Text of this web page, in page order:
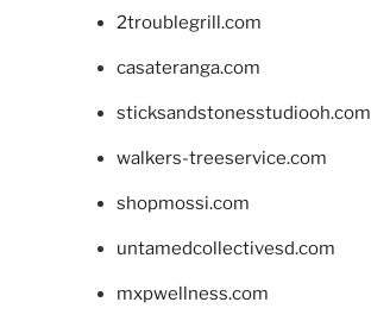
2troublegrill.com
casateranga.com
sticksandstonesstudiooh.com
walkers-treeservice.com
shopmossi.com
untamedcollectivesd.com
mxpwellness.com